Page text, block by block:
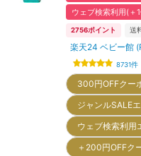
ウェブ検索利用(＋
2756ポイント 送
楽天24 ベビー館
8731件
300円OFFクー
ジャンルSALE
ウェブ検索利
＋200円OFF